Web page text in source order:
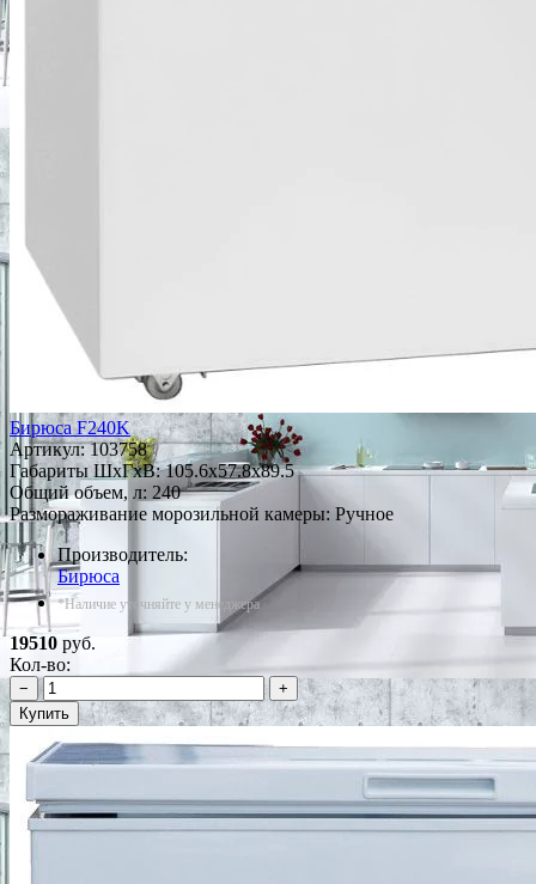
Бирюса F240K
Артикул:103758
Габариты ШxГxВ: 105.6x57.8x89.5
Общий объем, л: 240
Размораживание морозильной камеры: Ручное
Производитель:
Бирюса
*Наличие уточняйте у менеджера
19510 руб.
Кол-во:
−
+
Купить